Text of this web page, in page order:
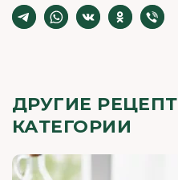
ДРУГИЕ
КАТЕГОРИИ